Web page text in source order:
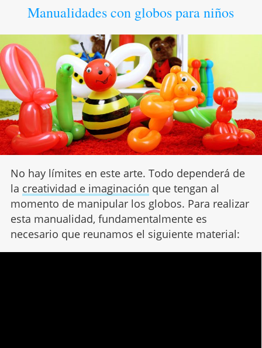
Manualidades con globos para niños
No hay límites en este arte. Todo dependerá de
la creatividad e imaginación que tengan al
momento de manipular los globos. Para realizar
esta manualidad, fundamentalmente es
necesario que reunamos el siguiente material: